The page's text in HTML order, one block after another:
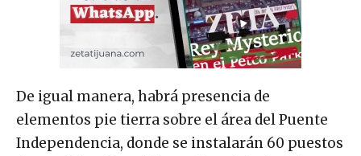
De igual manera, habrá presencia de
elementos pie tierra sobre el área del Puente
Independencia, donde se instalarán 60 puestos